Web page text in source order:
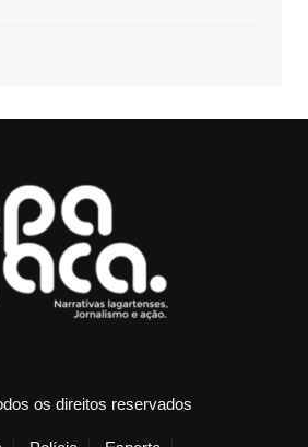
os direitos reservados